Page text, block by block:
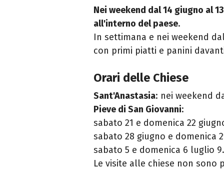
Nei weekend dal 14 giugno al
all'interno del paese.
In settimana e nei weekend
con primi piatti e panini
Orari delle Chiese
Sant'Anastasia: nei weekend
Pieve di San Giovanni:
sabato 21 e domenica 22
sabato 28 giugno e domenica
sabato 5 e domenica 6 luglio
Le visite alle chiese non sono